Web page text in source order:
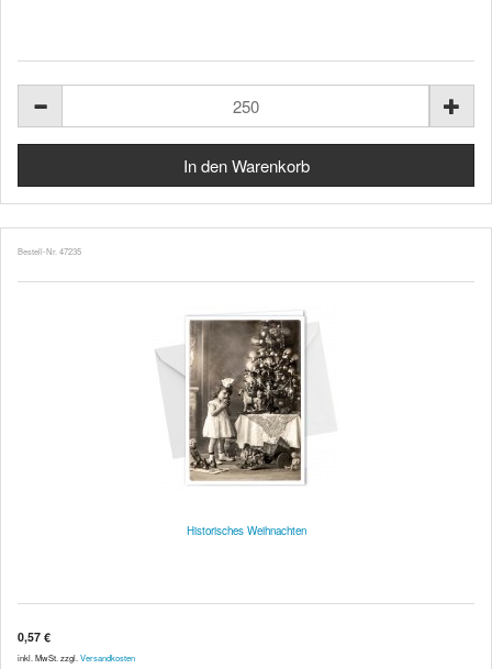
Bestell-Nr. 47235
Historisches Weihnachten
0,57 €
inkl. MwSt. zzgl. Versandkosten